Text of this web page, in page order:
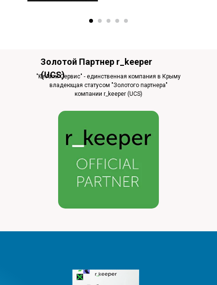
Золотой Партнер r_keeper
(UCS)
"ЮгАйти Сервис" - единственная компания в Крыму
владеющая статусом "Золотого партнера"
компании r_keeper (UCS)